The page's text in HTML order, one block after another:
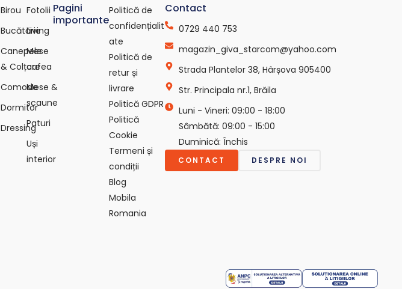
Birou
Bucătărie
Canepele
& Colțare
Comode
Dormitor
Dressing
Fotolii
Living
Mese
cafea
Mese &
scaune
Paturi
Uși
interior
Pagini
importante
Politică de
confidențialit
ate
Politică de
retur și
livrare
Politică GDPR
Politică
Cookie
Termeni și
condiții
Blog
Mobila
Romania
Contact
0729 440 753
magazin_giva_starcom@yahoo.com
Strada Plantelor 38, Hârșova 905400
Str. Principala nr.1, Brăila
Luni - Vineri: 09:00 - 18:00
Sâmbătă: 09:00 - 15:00
Duminică: Închis
CONTACT DESPRE NOI